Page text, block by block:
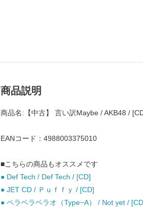
商品説明
商品名:【中古】 言い訳Maybe / AKB48 /
EANコード：4988003375010
■こちらの商品もオススメです
● Def Tech / Def Tech / [CD]
● JET CD / Ｐｕｆｆｙ / [CD]
● ペラペラペラオ（Type−A） / Not yet /